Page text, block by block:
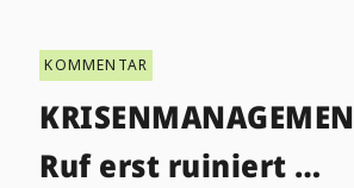
KOMMENTAR
Ruf erst ruiniert …